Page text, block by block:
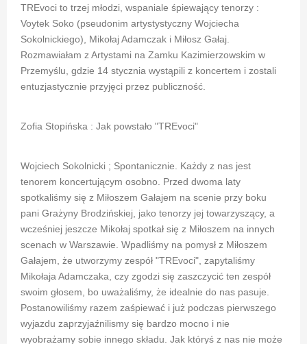
TREvoci to trzej młodzi, wspaniale śpiewający tenorzy :
Voytek Soko (pseudonim artystystyczny Wojciecha
Sokolnickiego), Mikołaj Adamczak i Miłosz Gałaj.
Rozmawiałam z Artystami na Zamku Kazimierzowskim w
Przemyślu, gdzie 14 stycznia wystąpili z koncertem i zostali
entuzjastycznie przyjęci przez publiczność.
Zofia Stopińska : Jak powstało "TREvoci"
Wojciech Sokolnicki ; Spontanicznie. Każdy z nas jest
tenorem koncertującym osobno. Przed dwoma laty
spotkaliśmy się z Miłoszem Gałajem na scenie przy boku
pani Grażyny Brodzińskiej, jako tenorzy jej towarzyszący, a
wcześniej jeszcze Mikołaj spotkał się z Miłoszem na innych
scenach w Warszawie. Wpadliśmy na pomysł z Miłoszem
Gałajem, że utworzymy zespół "TREvoci", zapytaliśmy
Mikołaja Adamczaka, czy zgodzi się zaszczycić ten zespół
swoim głosem, bo uważaliśmy, że idealnie do nas pasuje.
Postanowiliśmy razem zaśpiewać i już podczas pierwszego
wyjazdu zaprzyjaźnilismy się bardzo mocno i nie
wyobrażamy sobie innego składu. Jak któryś z nas nie może